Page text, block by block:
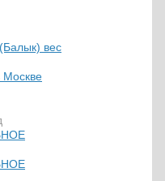
вес